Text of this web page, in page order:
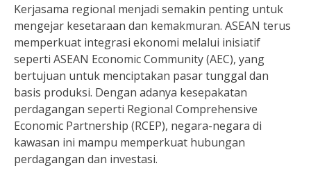
Kerjasama regional menjadi semakin penting untuk
mengejar kesetaraan dan kemakmuran. ASEAN terus
memperkuat integrasi ekonomi melalui inisiatif
seperti ASEAN Economic Community (AEC), yang
bertujuan untuk menciptakan pasar tunggal dan
basis produksi. Dengan adanya kesepakatan
perdagangan seperti Regional Comprehensive
Economic Partnership (RCEP), negara-negara di
kawasan ini mampu memperkuat hubungan
perdagangan dan investasi.